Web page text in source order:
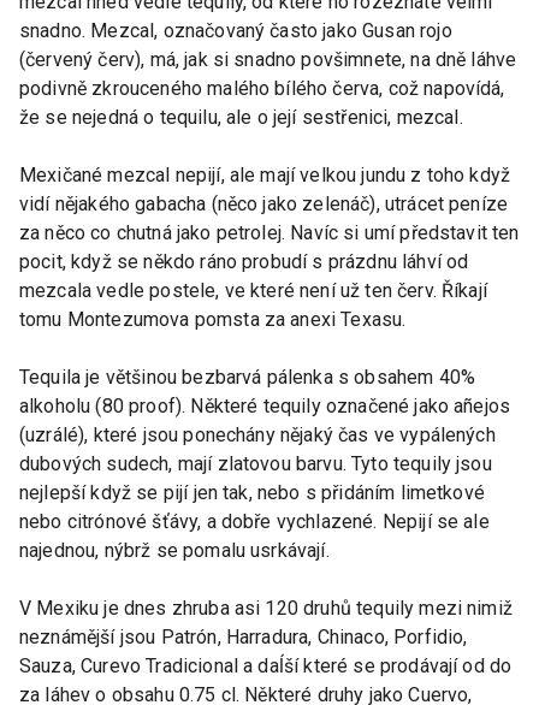
snadno. Mezcal, označovaný často jako Gusan rojo
(červený červ), má, jak si snadno povšimnete, na dně láhve
podivně zkrouceného malého bílého červa, což napovídá,
že se nejedná o tequilu, ale o její sestřenici, mezcal.
Mexičané mezcal nepijí, ale mají velkou jundu z toho když
vidí nějakého gabacha (něco jako zelenáč), utrácet peníze
za něco co chutná jako petrolej. Navíc si umí představit ten
pocit, když se někdo ráno probudí s prázdnu láhví od
mezcala vedle postele, ve které není už ten červ. Říkají
tomu Montezumova pomsta za anexi Texasu.
Tequila je většinou bezbarvá pálenka s obsahem 40%
alkoholu (80 proof). Některé tequily označené jako añejos
(uzrálé), které jsou ponechány nějaký čas ve vypálených
dubových sudech, mají zlatovou barvu. Tyto tequily jsou
nejlepší když se pijí jen tak, nebo s přidáním limetkové
nebo citrónové šťávy, a dobře vychlazené. Nepijí se ale
najednou, nýbrž se pomalu usrkávají.
V Mexiku je dnes zhruba asi 120 druhů tequily mezi nimiž
neznámější jsou Patrón, Harradura, Chinaco, Porfidio,
Sauza, Curevo Tradicional a daĺší které se prodávají od do
za láhev o obsahu 0.75 cl. Některé druhy jako Cuervo,